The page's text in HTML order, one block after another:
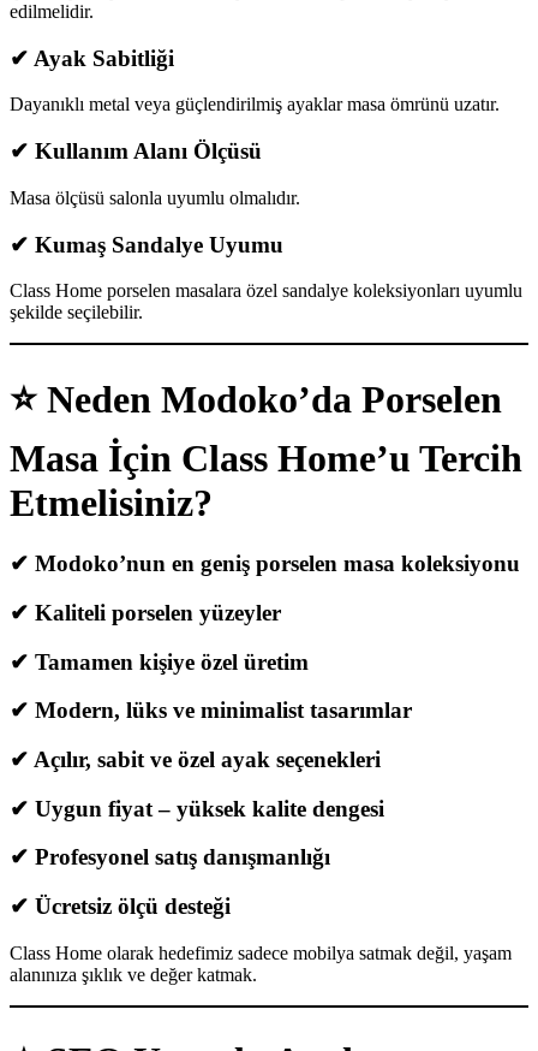
edilmelidir.
✔ Ayak Sabitliği
Dayanıklı metal veya güçlendirilmiş ayaklar masa ömrünü uzatır.
✔ Kullanım Alanı Ölçüsü
Masa ölçüsü salonla uyumlu olmalıdır.
✔ Kumaş Sandalye Uyumu
Class Home porselen masalara özel sandalye koleksiyonları uyumlu
şekilde seçilebilir.
⭐Neden Modoko’da Porselen
Masa İçin Class Home’u Tercih
Etmelisiniz?
✔ Modoko’nun en geniş porselen masa koleksiyonu
✔ Kaliteli porselen yüzeyler
✔ Tamamen kişiye özel üretim
✔ Modern, lüks ve minimalist tasarımlar
✔ Açılır, sabit ve özel ayak seçenekleri
✔ Uygun fiyat – yüksek kalite dengesi
✔ Profesyonel satış danışmanlığı
✔ Ücretsiz ölçü desteği
Class Home olarak hedefimiz sadece mobilya satmak değil, yaşam
alanınıza şıklık ve değer katmak.